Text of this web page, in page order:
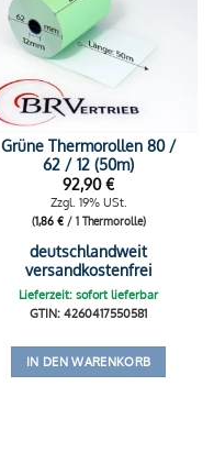
Grüne Thermorollen 80 /
62 / 12 (50m)
92,90€
Zzgl. 19% USt.
(1,86 €/ 1 Thermorolle)
deutschlandweit
versandkostenfrei
Lieferzeit: sofort lieferbar
GTIN: 4260417550581
IN DEN WARENKORB